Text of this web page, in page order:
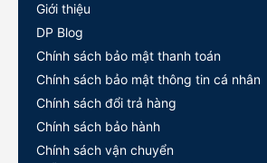
Giới thiệu
DP Blog
Chính sách bảo mật thanh toán
Chính sách bảo mật thông tin cá nhân
Chính sách đổi trả hàng
Chính sách bảo hành
Chính sách vận chuyển